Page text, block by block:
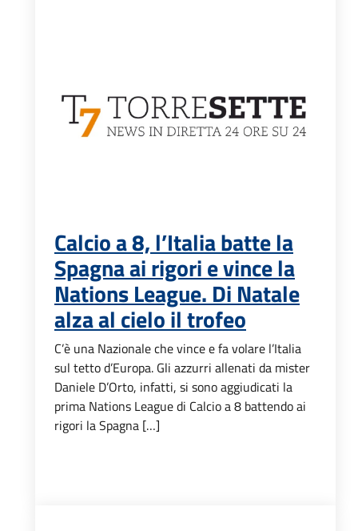
Calcio a 8, l’Italia batte la
Spagna ai rigori e vince la
Nations League. Di Natale
alza al cielo il trofeo
C’è una Nazionale che vince e fa volare l’Italia
sul tetto d’Europa. Gli azzurri allenati da mister
Daniele D’Orto, infatti, si sono aggiudicati la
prima Nations League di Calcio a 8 battendo ai
rigori la Spagna […]